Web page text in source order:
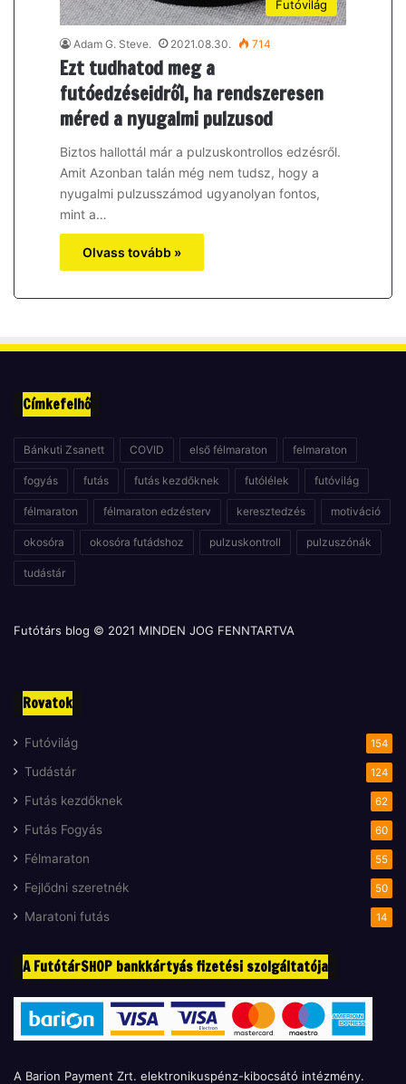
Futóvilág
Adam G. Steve. 2021.08.30. 714
Ezt tudhatod meg a
futóedzéseidről, ha rendszeresen
méred a nyugalmi pulzusod
Biztos hallottál már a pulzuskontrollos edzésről.
Amit Azonban talán még nem tudsz, hogy a
nyugalmi pulzusszámod ugyanolyan fontos,
mint a…
Olvass tovább »
Címkefelhő
Bánkuti Zsanett COVID első félmaraton felmaraton
fogyás futás futás kezdőknek futólélek futóvilág
félmaraton félmaraton edzésterv keresztedzés motiváció
okosóra okosóra futádshoz pulzuskontroll pulzuszónák
tudástár
Futótárs blog © 2021 MINDEN JOG FENNTARTVA
Rovatok
Futóvilág 154
Tudástár 124
Futás kezdőknek 62
Futás Fogyás 60
Félmaraton 55
Fejlődni szeretnék 50
Maratoni futás 14
A FutótárSHOP bankkártyás fizetési szolgáltatója
A Barion Payment Zrt. elektronikuspénz-kibocsátó intézmény.